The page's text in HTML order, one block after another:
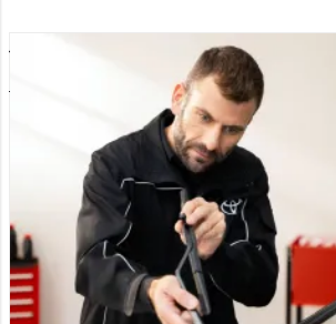
Toyota originaalklaasipuhastajad